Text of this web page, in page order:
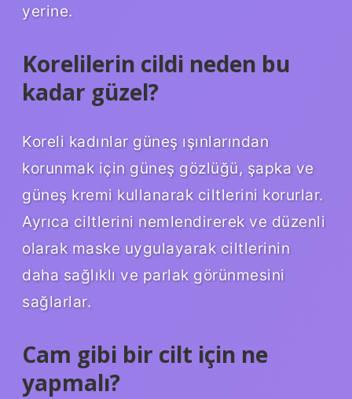
yerine.
Korelilerin cildi neden bu
kadar güzel?
Koreli kadınlar güneş ışınlarından
korunmak için güneş gözlüğü, şapka ve
güneş kremi kullanarak ciltlerini korurlar.
Ayrıca ciltlerini nemlendirerek ve düzenli
olarak maske uygulayarak ciltlerinin
daha sağlıklı ve parlak görünmesini
sağlarlar.
Cam gibi bir cilt için ne
yapmalı?